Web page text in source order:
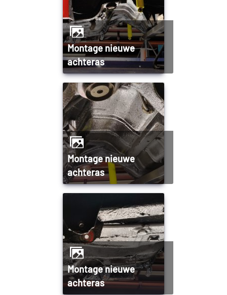
Montage nieuwe
achteras
Montage nieuwe
achteras
Montage nieuwe
achteras